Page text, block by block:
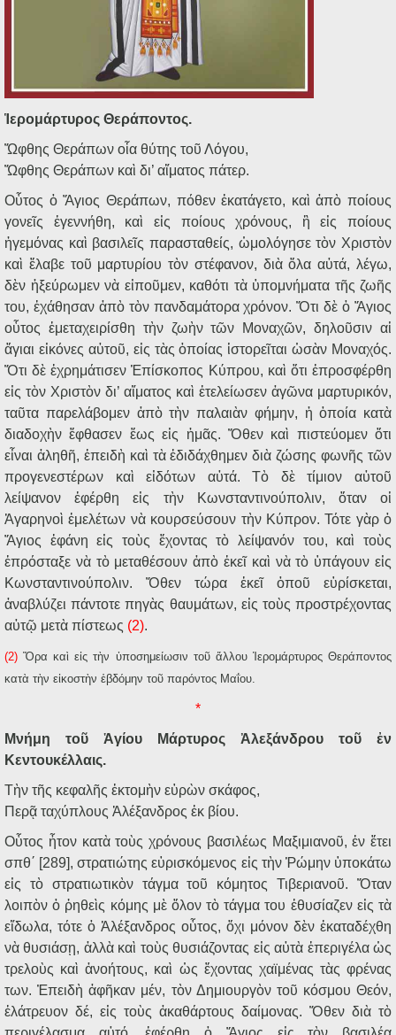
Ἱερομάρτυρος Θεράποντος.
Ὤφθης Θεράπων οἷα θύτης τοῦ Λόγου,
Ὤφθης Θεράπων καὶ δι’ αἵματος πάτερ.
Οὗτος ὁ Ἅγιος Θεράπων, πόθεν ἐκατάγετο, καὶ ἀπὸ ποίους
γονεῖς ἐγεννήθη, καὶ εἰς ποίους χρόνους, ἢ εἰς ποίους
ἡγεμόνας καὶ βασιλεῖς παρασταθείς, ὡμολόγησε τὸν Χριστὸν
καὶ ἔλαβε τοῦ μαρτυρίου τὸν στέφανον, διὰ ὅλα αὐτά, λέγω,
δὲν ἠξεύρωμεν νὰ εἰποῦμεν, καθότι τὰ ὑπομνήματα τῆς ζωῆς
του, ἐχάθησαν ἀπὸ τὸν πανδαμάτορα χρόνον. Ὅτι δὲ ὁ Ἅγιος
οὗτος ἐμεταχειρίσθη τὴν ζωὴν τῶν Μοναχῶν, δηλοῦσιν αἱ
ἅγιαι εἰκόνες αὐτοῦ, εἰς τὰς ὁποίας ἱστορεῖται ὡσὰν Μοναχός.
Ὅτι δὲ ἐχρημάτισεν Ἑπίσκοπος Κύπρου, καὶ ὅτι ἐπροσφέρθη
εἰς τὸν Χριστὸν δι’ αἵματος καὶ ἐτελείωσεν ἀγῶνα μαρτυρικόν,
ταῦτα παρελάβομεν ἀπὸ τὴν παλαιὰν φήμην, ἡ ὁποία κατὰ
διαδοχὴν ἔφθασεν ἕως εἰς ἡμᾶς. Ὅθεν καὶ πιστεύομεν ὅτι
εἶναι ἀληθῆ, ἐπειδὴ καὶ τὰ ἐδιδάχθημεν διὰ ζώσης φωνῆς τῶν
προγενεστέρων καὶ εἰδότων αὐτά. Τὸ δὲ τίμιον αὐτοῦ
λείψανον ἐφέρθη εἰς τὴν Κωνσταντινούπολιν, ὅταν οἱ
Ἀγαρηνοὶ ἐμελέτων νὰ κουρσεύσουν τὴν Κύπρον. Τότε γὰρ ὁ
Ἅγιος ἐφάνη εἰς τοὺς ἔχοντας τὸ λείψανόν του, καὶ τοὺς
ἐπρόσταξε νὰ τὸ μεταθέσουν ἀπὸ ἐκεῖ καὶ νὰ τὸ ὑπάγουν εἰς
Κωνσταντινούπολιν. Ὅθεν τώρα ἐκεῖ ὁποῦ εὑρίσκεται,
ἀναβλύζει πάντοτε πηγὰς θαυμάτων, εἰς τοὺς προστρέχοντας
αὐτῷ μετὰ πίστεως (2).
(2) Ὅρα καὶ εἰς τὴν ὑποσημείωσιν τοῦ ἄλλου Ἱερομάρτυρος Θεράποντος
κατὰ τὴν εἰκοστὴν ἑβδόμην τοῦ παρόντος Μαΐου.
*
Μνήμη τοῦ Ἁγίου Μάρτυρος Ἀλεξάνδρου τοῦ ἐν
Κεντουκέλλαις.
Τὴν τῆς κεφαλῆς ἐκτομὴν εὑρὼν σκάφος,
Περᾷ ταχύπλους Ἀλέξανδρος ἐκ βίου.
Οὗτος ἦτον κατὰ τοὺς χρόνους βασιλέως Μαξιμιανοῦ, ἐν ἔτει
σπθ΄ [289], στρατιώτης εὑρισκόμενος εἰς τὴν Ῥώμην ὑποκάτω
εἰς τὸ στρατιωτικὸν τάγμα τοῦ κόμητος Τιβεριανοῦ. Ὅταν
λοιπὸν ὁ ῥηθεὶς κόμης μὲ ὅλον τὸ τάγμα του ἐθυσίαζεν εἰς τὰ
εἴδωλα, τότε ὁ Ἀλέξανδρος οὗτος, ὄχι μόνον δὲν ἐκαταδέχθη
νὰ θυσιάσῃ, ἀλλὰ καὶ τοὺς θυσιάζοντας εἰς αὐτὰ ἐπεριγέλα ὡς
τρελοὺς καὶ ἀνοήτους, καὶ ὡς ἔχοντας χαϊμένας τὰς φρένας
των. Ἐπειδὴ ἀφῆκαν μέν, τὸν Δημιουργὸν τοῦ κόσμου Θεόν,
ἐλάτρευον δέ, εἰς τοὺς ἀκαθάρτους δαίμονας. Ὅθεν διὰ τὸ